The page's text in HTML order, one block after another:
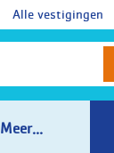
Alle vestigingen
Meer...